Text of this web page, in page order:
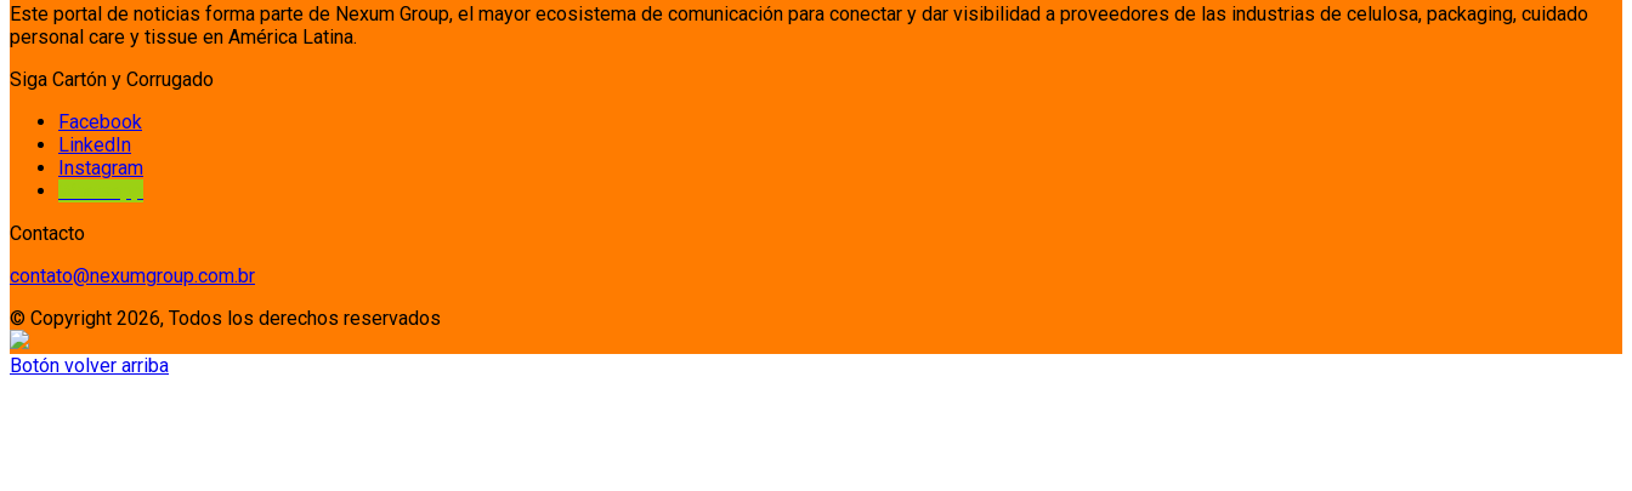
Este portal de noticias forma parte de Nexum Group, el mayor ecosistema de comunicación para conectar y dar visibilidad a proveedores de las industrias de celulosa, packaging, cuidado
personal care y tissue en América Latina.
Siga Cartón y Corrugado
Facebook
LinkedIn
Instagram
Contacto
contato@nexumgroup.com.br
© Copyright 2026, Todos los derechos reservados
Botón volver arriba